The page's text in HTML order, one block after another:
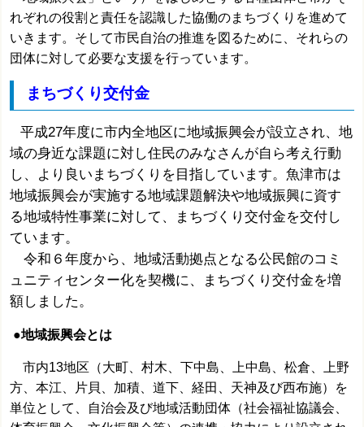
れぞれの役割と責任を認識した協働のまちづくりを進めて
いきます。そして市民自治の推進を図るために、それらの
団体に対して必要な支援を行っています。
まちづくり交付金
平成27年度に市内全地区に地域振興会が設立され、地
域の身近な課題に対し住民のみなさんが自ら考え行動
し、より良いまちづくりを目指しています。魚津市は
地域振興会が実施する地域課題解決や地域振興に資す
る地域特性事業に対して、まちづくり交付金を交付し
ています。
令和６年度から、地域活動拠点となる公民館のコミ
ュニティセンター化を契機に、まちづくり交付金を増
額しました。
●地域振興会とは
市内13地区（大町、村木、下中島、上中島、松倉、上野
方、本江、片貝、加積、道下、経田、天神及び西布施）を
単位として、自治会及び地域活動団体（社会福祉協議会、